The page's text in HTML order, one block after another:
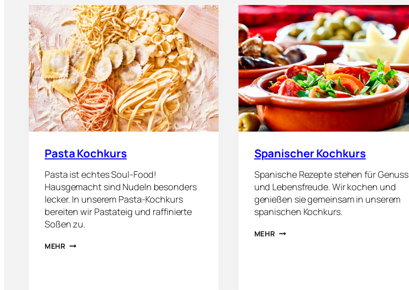
N
F
Ü
R
F
R
E
U
N
D
E
M
E
Ü
K
C
H
K
U
R
S
E
N
B
A
C
K
K
U
R
S
Pasta Kochkurs
Pasta ist echtes Soul-Food!
Hausgemacht sind Nudeln besonders
lecker. In unserem Pasta-Kochkurs
bereiten wir Pastateig und raffinierte
Soßen zu.
MEHR P
Spanischer Kochkurs
Spanische Rezepte stehen für Genuss
und Lebensfreude. Wir kochen und
genießen sie gemeinsam in unserem
spanischen Kochkurs.
MEHR S